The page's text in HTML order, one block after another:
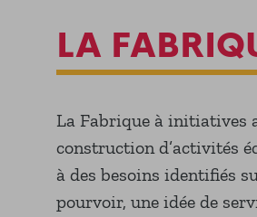
LA
La Fabrique à initiatives
construction d’activités
à des besoins identifiés
pourvoir, une idée de